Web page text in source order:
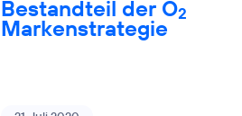
Bestandteil der O2
Markenstrategie